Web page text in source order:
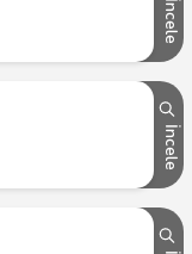
İncele
İncele